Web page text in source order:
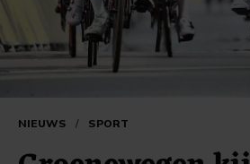
NIEUWS / SPORT